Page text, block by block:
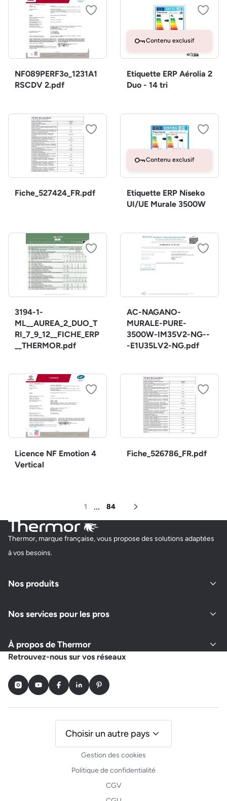
NF089PERF3o_1231A1
RSCDV 2.pdf
Contenu exclusif
Etiquette ERP Aérolia 2
Duo - 14 tri
Fiche_527424_FR.pdf
Contenu exclusif
Etiquette ERP Niseko
UI/UE Murale 3500W
3194-1-
ML__AUREA_2_DUO_T
RI_7_9_12__FICHE_ERP
__THERMOR.pdf
AC-NAGANO-
MURALE-PURE-
3500W-IM35V2-NG--
-E1U35LV2-NG.pdf
Licence NF Emotion 4
Vertical
Fiche_526786_FR.pdf
1 ... 84
Page suivante
Thermor, marque française, vous propose des solutions adaptées
à vos besoins.
Nos produits
Nos services pour les pros
À propos de Thermor
Retrouvez-nous sur vos réseaux
InstagramYoutubeFacebookLinkedInPinterest
Gestion des cookies
Politique de confidentialité
CGV
Choisir un autre pays